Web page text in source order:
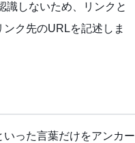
識しないため、リンクと
ク先のURLを記述しま
いった言葉だけをアンカー